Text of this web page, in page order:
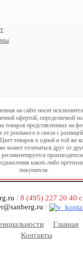
на сайте носит
офертой, определяемой
товаров представленных на
реального в связи с
товаров в одной и той же
может отличаться друг от
каких-либо
покупателя.
/ 8 (495) 227 20 40
/
Главная
Контакты